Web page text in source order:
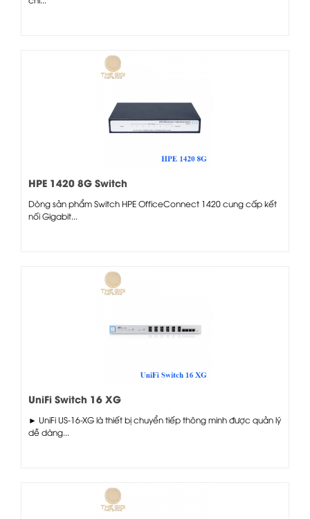
HPE 1420 8G Switch
Dòng sản phẩm Switch HPE OfficeConnect 1420 cung cấp kết
nối Gigabit...
UniFi Switch 16 XG
► UniFi US-16-XG là thiết bị chuyển tiếp thông minh được quản lý
dễ dàng...